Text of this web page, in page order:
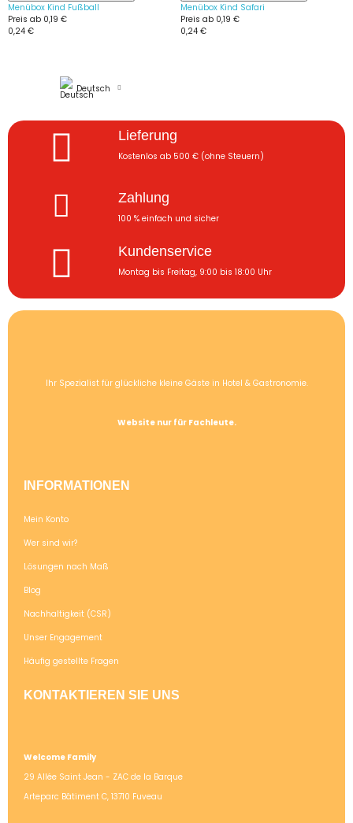
Menübox Kind Fußball
Preis ab 0,19 €
0,24 €
Menübox Kind Safari
Preis ab 0,19 €
0,24 €
Deutsch
Lieferung
Kostenlos ab 500 € (ohne Steuern)
Zahlung
100 % einfach und sicher
Kundenservice
Montag bis Freitag, 9:00 bis 18:00 Uhr
Ihr Spezialist für glückliche kleine Gäste in Hotel & Gastronomie.
Website nur für Fachleute.
INFORMATIONEN
Mein Konto
Wer sind wir?
Lösungen nach Maß
Blog
Nachhaltigkeit (CSR)
Unser Engagement
Häufig gestellte Fragen
KONTAKTIEREN SIE UNS
Welcome Family
29 Allée Saint Jean - ZAC de la Barque
Arteparc Bâtiment C, 13710 Fuveau